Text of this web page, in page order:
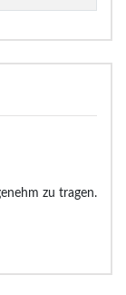
zu tragen.